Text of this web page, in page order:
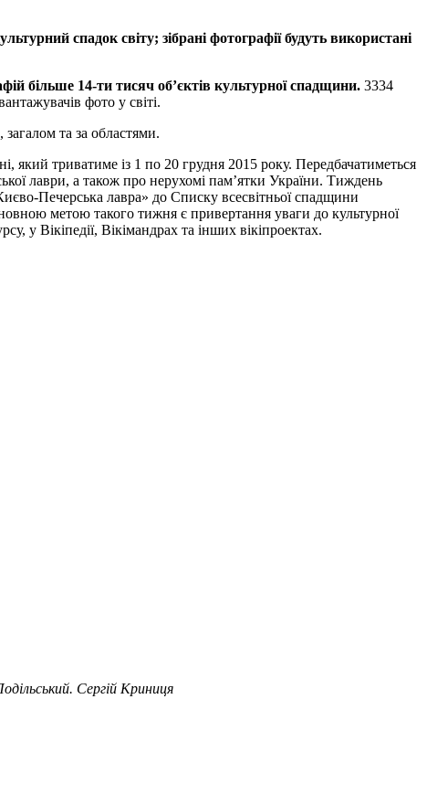
спадок світу; зібрані фотографії будуть використані
більше 14-ти тисяч об’єктів культурної спадщини. 3334
фото у світі.
та за областями.
який триватиме із 1 по 20 грудня 2015 року. Передбачатиметься
лаври, а також про нерухомі пам’ятки України. Тиждень
Печерська лавра» до Списку всесвітньої спадщини
метою такого тижня є привертання уваги до культурної
у Вікіпедії, Вікімандрах та інших вікіпроектах.
Сергій Криниця